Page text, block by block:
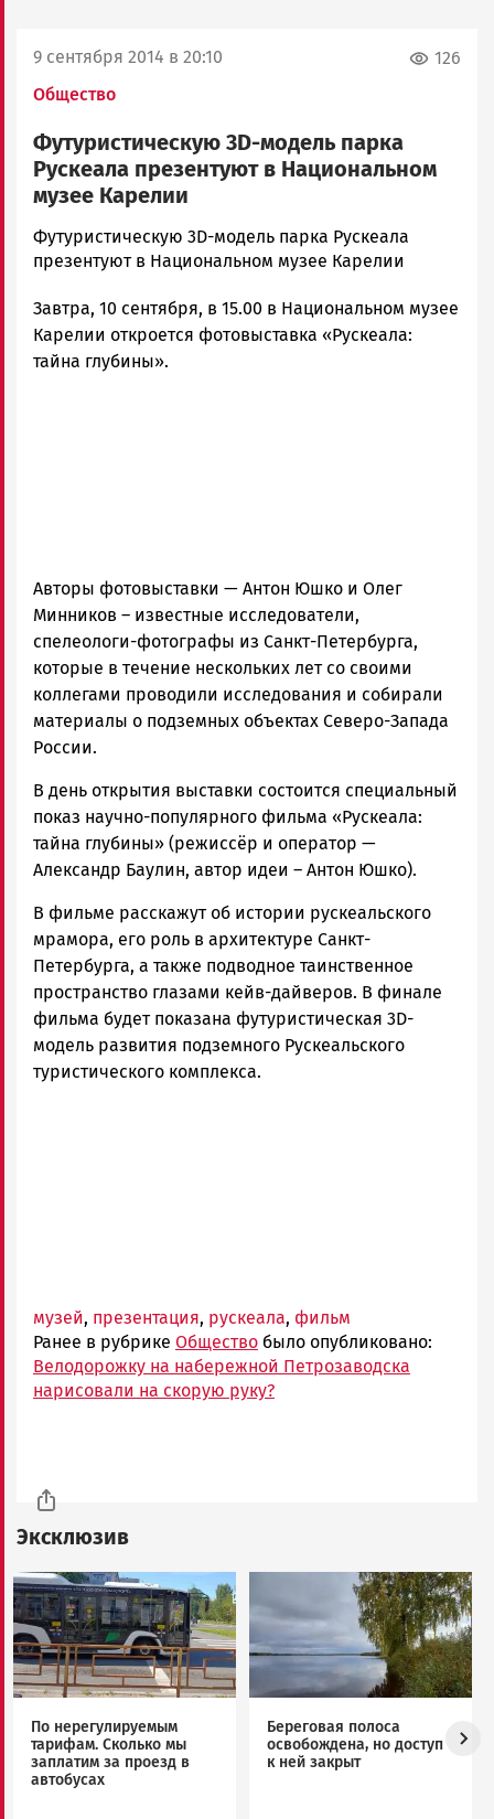
9 сентября 2014 в 20:10
Общество
126
Футуристическую 3D-модель парка
Рускеала презентуют в Национальном
музее Карелии
admintimur
Новости
и
Карелии
|
Футуристическую 3D-модель парка Рускеала
презентуют в Национальном музее Карелии
Завтра, 10 сентября, в 15.00 в Национальном музее
Карелии откроется фотовыставка «Рускеала:
тайна глубины».
Авторы фотовыставки — Антон Юшко и Олег
Минников – известные исследователи,
спелеологи-фотографы из Санкт-Петербурга,
которые в течение нескольких лет со своими
коллегами проводили исследования и собирали
материалы о подземных объектах Северо-Запада
России.
В день открытия выставки состоится специальный
показ научно-популярного фильма «Рускеала:
тайна глубины» (режиссёр и оператор —
Александр Баулин, автор идеи – Антон Юшко).
В фильме расскажут об истории рускеальского
мрамора, его роль в архитектуре Санкт-
Петербурга, а также подводное таинственное
пространство глазами кейв-дайверов. В финале
фильма будет показана футуристическая 3D-
модель развития подземного Рускеальского
туристического комплекса.
музей, презентация, рускеала, фильм
Ранее в рубрике Общество было опубликовано:
Велодорожку на набережной Петрозаводска
нарисовали на скорую руку?
Эксклюзив
Image
По нерегулируемым
тарифам. Сколько мы
заплатим за проезд в
автобусах
Береговая полоса
освобождена, но доступ
к ней закрыт